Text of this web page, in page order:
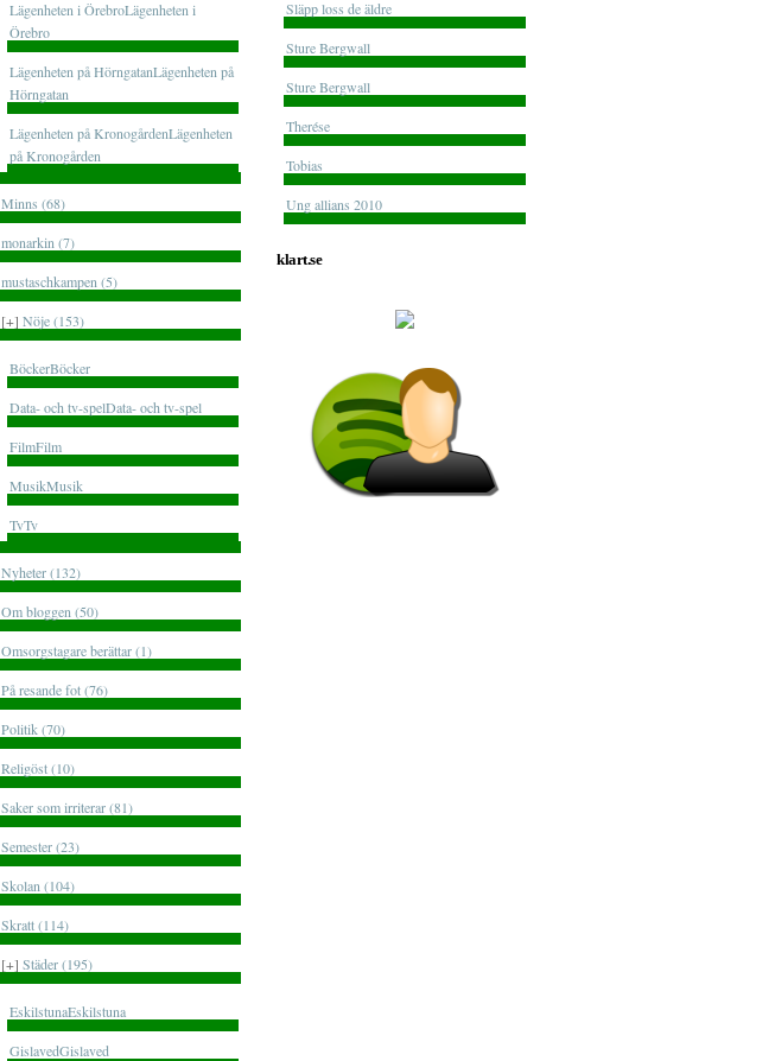
Lägenheten i ÖrebroLägenheten i
Örebro
Lägenheten på HörngatanLägenheten på
Hörngatan
Lägenheten på KronogårdenLägenheten
på Kronogården
Minns (68)
monarkin (7)
mustaschkampen (5)
[+] Nöje (153)
BöckerBöcker
Data- och tv-spelData- och tv-spel
FilmFilm
MusikMusik
TvTv
Nyheter (132)
Om bloggen (50)
Omsorgstagare berättar (1)
På resande fot (76)
Politik (70)
Religöst (10)
Saker som irriterar (81)
Semester (23)
Skolan (104)
Skratt (114)
[+] Städer (195)
EskilstunaEskilstuna
GislavedGislaved
Släpp loss de äldre
Sture Bergwall
Sture Bergwall
Therése
Tobias
Ung allians 2010
klart.se